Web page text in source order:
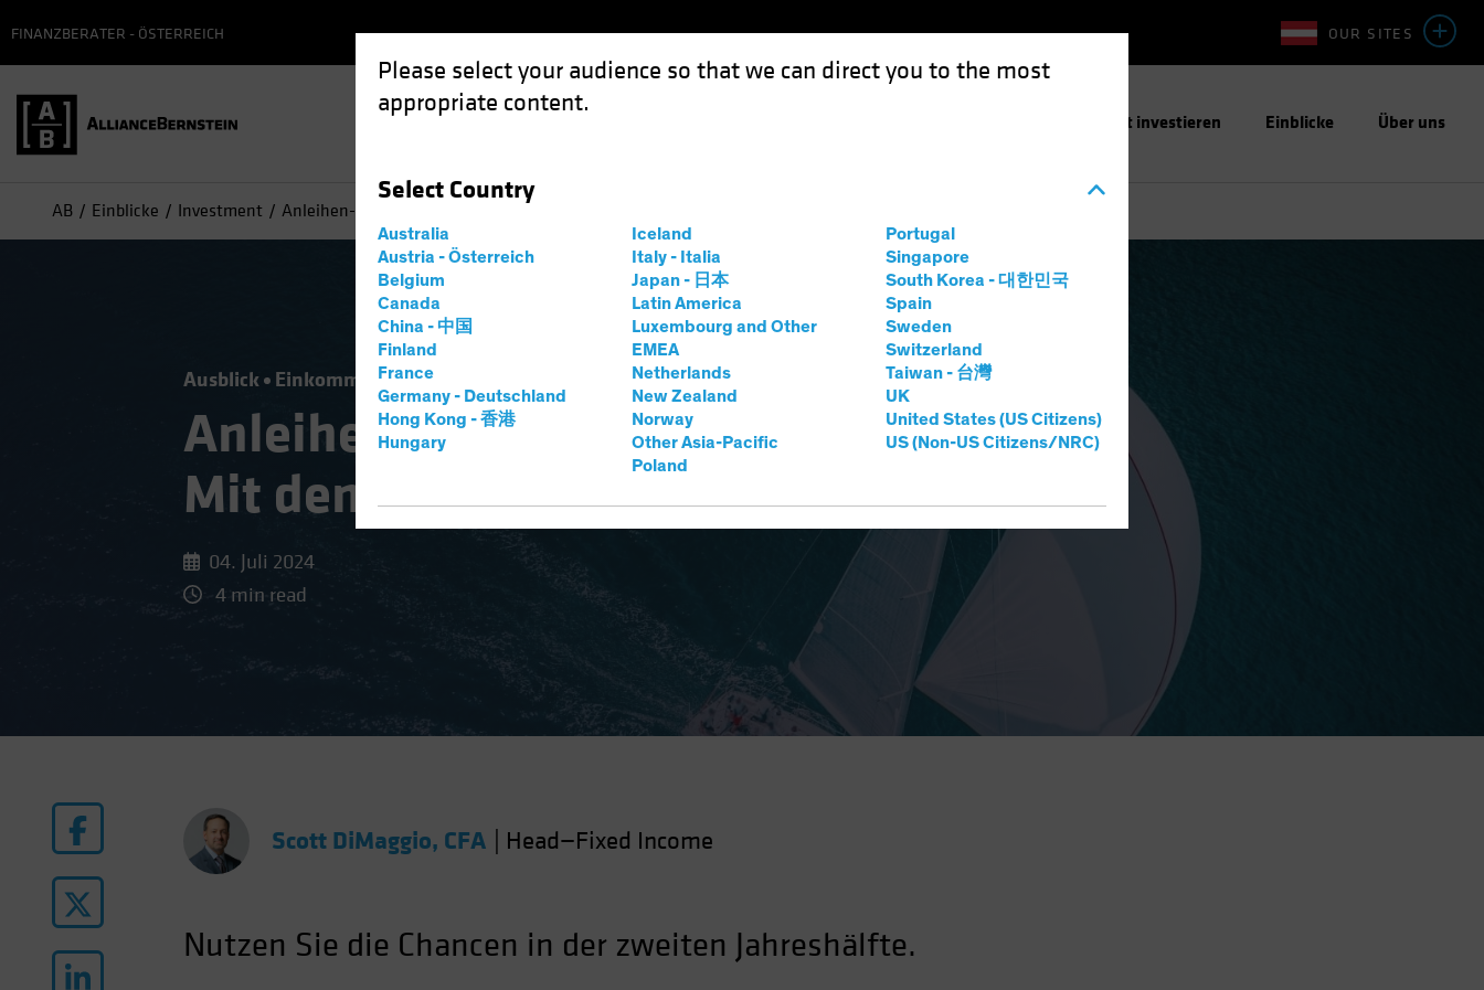
Please select your audience so that we can direct you to the most
appropriate content.
Select Country
Australia
Austria - Österreich
Belgium
Canada
China - 中国
Finland
France
Germany - Deutschland
Hong Kong - 香港
Hungary
Iceland
Italy - Italia
Japan - 日本
Latin America
Luxembourg and Other
EMEA
Netherlands
New Zealand
Norway
Other Asia-Pacific
Poland
Portugal
Singapore
South Korea - 대한민국
Spain
Sweden
Switzerland
Taiwan - 台灣
UK
United States (US Citizens)
US (Non-US Citizens/NRC)
OUR SITES
FINANZBERATER - ÖSTERREICH
Verantwortungsbewusst investieren Einblicke Über uns
AB Einblicke Investment Anleihen-Halbjahresausblick: Mit dem Strom segeln
Ausblick Einkommen Gesetzliche Auflagen Volatilität Wirtschaft Anleihen Blog
Anleihen-Halbjahresausblick:
Mit dem Strom segeln
04. Juli 2024
4 min read
Scott DiMaggio, CFA Head—Fixed Income
Nutzen Sie die Chancen in der zweiten Jahreshälfte.